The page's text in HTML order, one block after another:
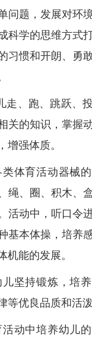
问题，发展对环
科学的思维方式
习惯和开朗、勇
走、跑、跳跃、
关的知识，掌握
增强体质。
类体育活动器械
绳、圈、积木、
活动中，听口令
基本体操，培养
机能的发展。
坚持锻炼，培养
等优良品质和活
活动中培养幼儿